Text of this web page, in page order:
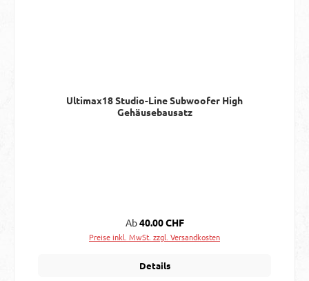
Ultimax18 Studio-Line Subwoofer High
Gehäusebausatz
Regulärer Preis:
Ab40.00 CHF
Preise inkl. MwSt. zzgl. Versandkosten
Details